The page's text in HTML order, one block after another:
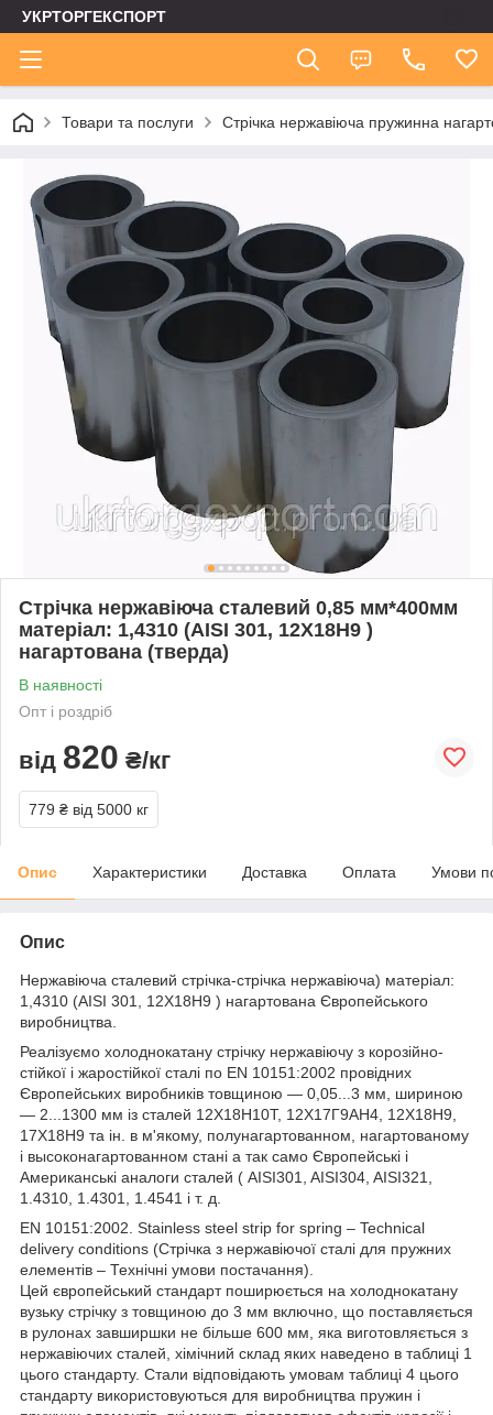
УКРТОРГЕКСПОРТ
Товари та послуги Стрічка нержавіюча пружинна
Стрічка нержавіюча сталевий 0,85 мм*400мм
матеріал: 1,4310 (AISI 301, 12Х18Н9 )
нагартована (тверда)
В наявності
Опт і роздріб
від 820 ₴/кг
779 ₴ від 5000 кг
Опис Характеристики Доставка Оплата Умови
Опис
Нержавіюча сталевий стрічка-стрічка нержавіюча) матеріал:
1,4310 (AISI 301, 12Х18Н9 ) нагартована Європейського
виробництва.
Реалізуємо холоднокатану стрічку нержавіючу з корозійно-
стійкої і жаростійкої сталі по EN 10151:2002 провідних
Європейських виробників товщиною — 0,05...3 мм, шириною
— 2...1300 мм із сталей 12Х18Н10Т, 12Х17Г9АН4, 12Х18Н9,
17Х18Н9 та ін. в м'якому, полунагартованном, нагартованому
і высоконагартованном стані а так само Європейські і
Американські аналоги сталей ( AISI301, AISI304, AISI321,
1.4310, 1.4301, 1.4541 і т. д.
EN 10151:2002. Stainless steel strip for spring – Technical
delivery conditions (Стрічка з нержавіючої сталі для пружних
елементів – Технічні умови постачання).
Цей європейський стандарт поширюється на холоднокатану
вузьку стрічку з товщиною до 3 мм включно, що поставляється
в рулонах завширшки не більше 600 мм, яка виготовляється з
нержавіючих сталей, хімічний склад яких наведено в таблиці 1
цього стандарту. Стали відповідають умовам таблиці 4 цього
стандарту використовуються для виробництва пружин і